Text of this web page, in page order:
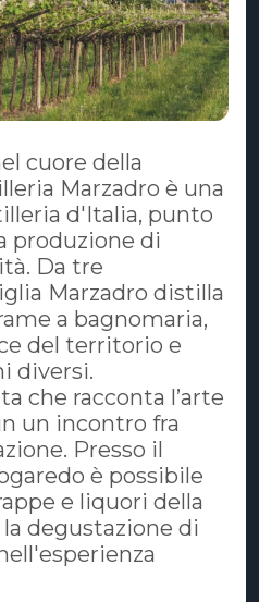
cuore della
Marzadro è una
d'Italia, punto
produzione di
Da tre
Marzadro distilla
a bagnomaria,
del territorio e
diversi.
che racconta l’arte
un incontro fra
Presso il
è possibile
e liquori della
degustazione di